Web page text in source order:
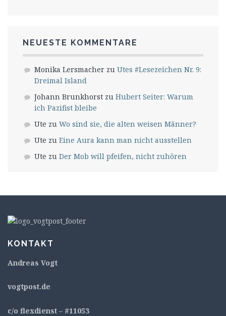
NEUESTE KOMMENTARE
Monika Lersmacher zu Utes #Lesezeichen Nr. 9:
Dreimal Island
Johann Brunkhorst zu Hubert Seiter: Warum
ich Pazifist bleibe
Ute zu Wo sind sie, die alten weisen Männer?
Ute zu Eine Aura kann man nicht ausstellen
Ute zu Der Mob will pfeifen, nicht zuhören
KONTAKT
Andreas Vogt
vogtpost.de
c/o flexdienst – #11053